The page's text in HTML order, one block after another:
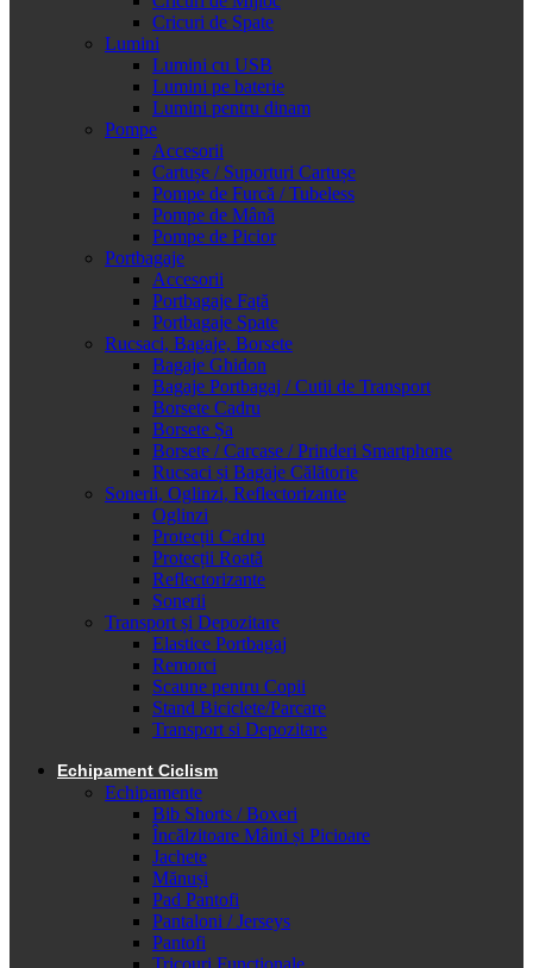
Cricuri de Spate
Lumini
Lumini cu USB
Lumini pe baterie
Lumini pentru dinam
Pompe
Accesorii
Cartușe / Suporturi Cartușe
Pompe de Furcă / Tubeless
Pompe de Mână
Pompe de Picior
Portbagaje
Accesorii
Portbagaje Față
Portbagaje Spate
Rucsaci, Bagaje, Borsete
Bagaje Ghidon
Bagaje Portbagaj / Cutii de Transport
Borsete Cadru
Borsete Șa
Borsete / Carcase / Prinderi Smartphone
Rucsaci și Bagaje Călătorie
Sonerii, Oglinzi, Reflectorizante
Oglinzi
Protecții Cadru
Protecții Roată
Reflectorizante
Sonerii
Transport și Depozitare
Elastice Portbagaj
Remorci
Scaune pentru Copii
Stand Biciclete/Parcare
Transport si Depozitare
Echipament Ciclism
Echipamente
Bib Shorts / Boxeri
Încălzitoare Mâini și Picioare
Jachete
Mănuși
Pad Pantofi
Pantaloni / Jerseys
Pantofi
Tricouri Funcționale